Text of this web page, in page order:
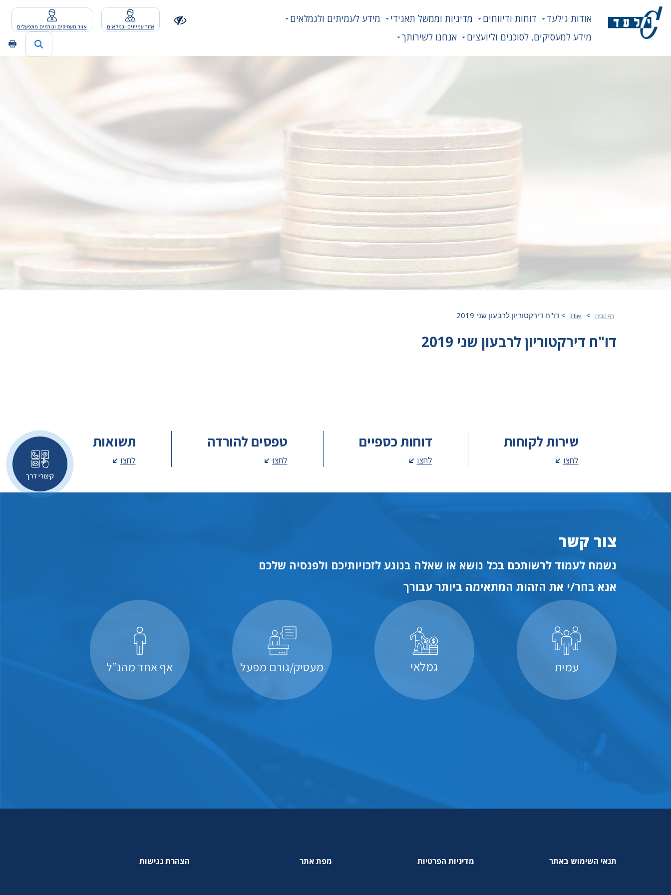
אודות גילעד דוחות ודיווחים מדיניות וממשל תאגידי
מידע לעמיתים ולגמלאים
מידע למעסיקים, לסוכנים וליועצים
אנחנו לשירותך
אזור עמיתים וגמלאים אזור מעסיקים וגורמים מתפעלים
קיצורי דרך
דף הבית >
Files
>דו"ח דירקטוריון לרבעון שני 2019
דו"ח דירקטוריון לרבעון שני 2019
שירות לקוחות
לחצו
דוחות כספיים
לחצו
טפסים להורדה
לחצו
תשואות
לחצו
צור קשר
נשמח לעמוד לרשותכם בכל נושא או שאלה בנוגע לזכויותיכם ולפנסיה שלכם
אנא בחר/י את הזהות המתאימה ביותר עבורך
עמית גמלאי מעסיק/גורם מפעל אף אחד מהנ”ל
תנאי השימוש באתר מדיניות הפרטיות מפת אתר הצהרת נגישות